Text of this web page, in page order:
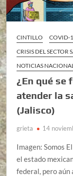
CINTILLO COVID-
CRISIS DEL SECTOR
NOTICIAS
¿En qué se
atender la
(Jalisco)
grieta 14
Imagen: Somos
el estado
federal, pero aún